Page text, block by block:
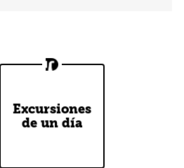
Excursiones
de un día
DoDublin Day
Tours